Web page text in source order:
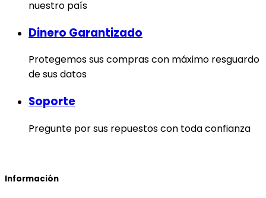
nuestro país
Dinero Garantizado
Protegemos sus compras con máximo resguardo
de sus datos
Soporte
Pregunte por sus repuestos con toda confianza
Información